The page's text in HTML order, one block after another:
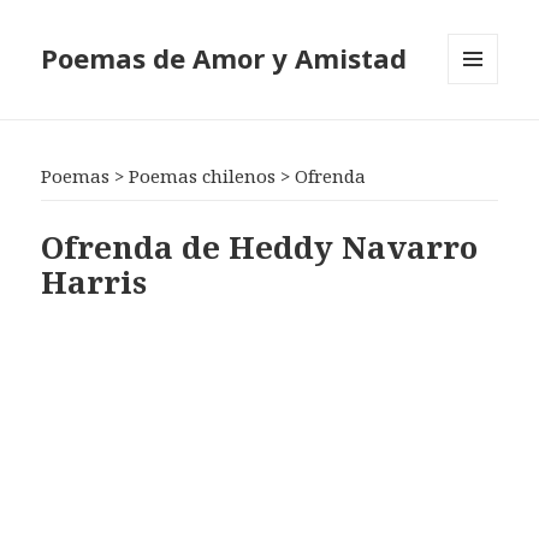
Poemas de Amor y Amistad
Poemas >Poemas chilenos >Ofrenda
Ofrenda de Heddy Navarro
Harris